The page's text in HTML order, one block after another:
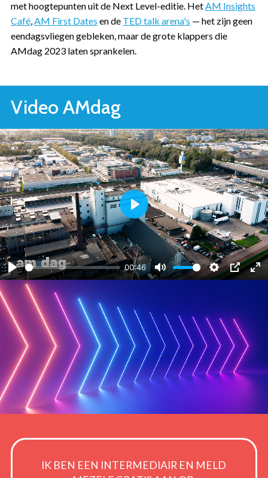
met hoogtepunten uit de Next Level-editie. HetAM Insights
Café,AM First Dates en de TED talk arena's — het zijn geen
eendagsvliegen gebleken, maar de grote klappers die
AMdag 2023 laten sprankelen.
Video AMdag
Play
00:46
Mute Settings
PIP
Play
IK BEN EEN INTERMEDIAIR EN MELD